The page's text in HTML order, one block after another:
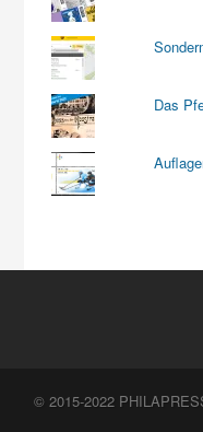
Das
© 2015-2022